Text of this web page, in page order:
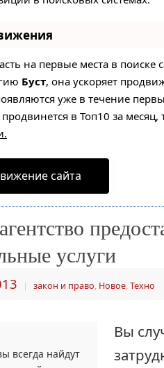
на первые места в поиске
Буст, она ускоряет
уже в течение
в Топ10 за месяц,
сайта
услуги
| закон и право, Новое, Техно
Вы